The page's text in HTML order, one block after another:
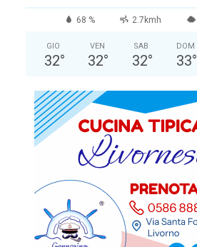
68 % 2.7kmh
GIO
32°
VEN
32°
SAB
32°
DOM
33°